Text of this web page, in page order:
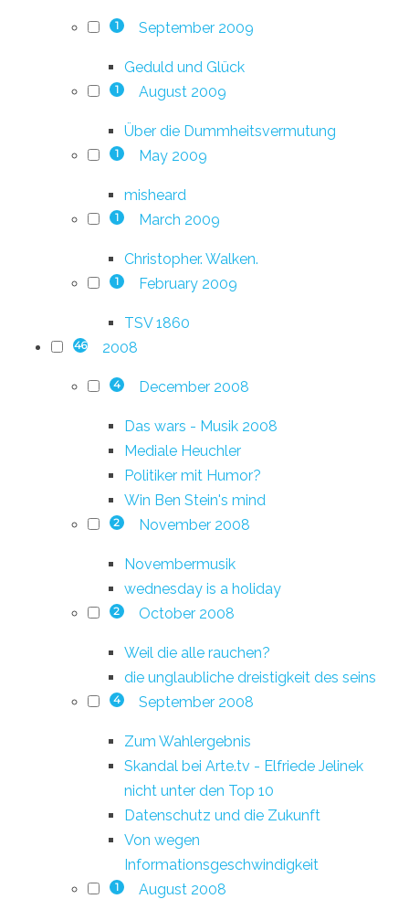
1 September 2009
Geduld und Glück
1 August 2009
Über die Dummheitsvermutung
1 May 2009
misheard
1 March 2009
Christopher. Walken.
1 February 2009
TSV 1860
46 2008
4 December 2008
Das wars - Musik 2008
Mediale Heuchler
Politiker mit Humor?
Win Ben Stein's mind
2 November 2008
Novembermusik
wednesday is a holiday
2 October 2008
Weil die alle rauchen?
die unglaubliche dreistigkeit des seins
4 September 2008
Zum Wahlergebnis
Skandal bei Arte.tv - Elfriede Jelinek
nicht unter den Top 10
Datenschutz und die Zukunft
Von wegen
Informationsgeschwindigkeit
1 August 2008